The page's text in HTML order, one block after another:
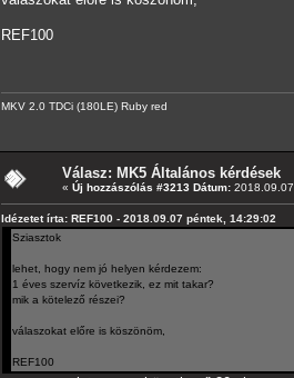
REF100
MKV 2.0 TDCi (180LE) Ruby red
Válasz: MK5 Általános kérdések
« Új hozzászólás #3213 Dátum:
Idézetet írta: REF100 - 2018.09.07 péntek, 14:29:02
Sziasztok
lehet, hogy nem jó helyen kérdezem:
1 éves szervíz következik, ez mit takar?
mik a kötelező részei?
válaszokat előre is köszönöm,
REF100